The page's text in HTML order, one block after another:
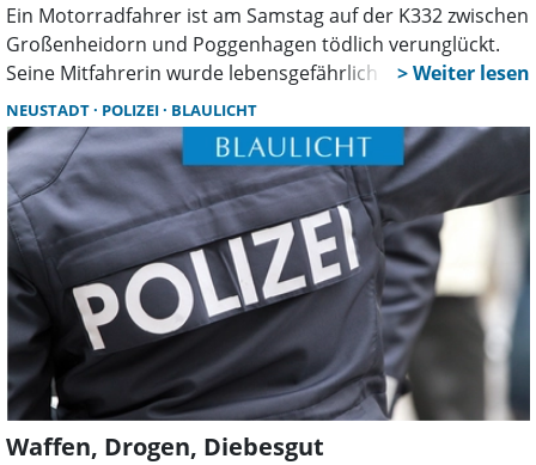
Ein Motorradfahrer ist am Samstag auf der K332 zwischen
Großenheidorn und Poggenhagen tödlich verunglückt.
Seine Mitfahrerin wurde lebensgefährlich verletzt, zwei
Autofahrer leicht. Feuerwehr, Rettungsdienst und ein
Hubschrauber waren im Großeinsatz. Die Polizei sucht
Zeugen.
NEUSTADT POLIZEI BLAULICHT
Waffen, Drogen, Diebesgut